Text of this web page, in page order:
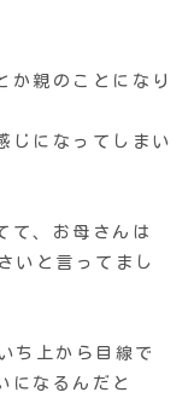
か親のことになり
じになってしまい
て、お母さんは
いと言ってまし
ち上から目線で
になるんだと